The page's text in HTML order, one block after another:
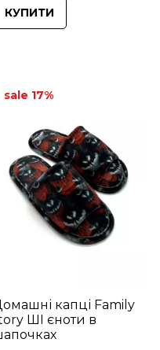
КУПИТИ
капці Family
ШІ єноти в
sale 17%